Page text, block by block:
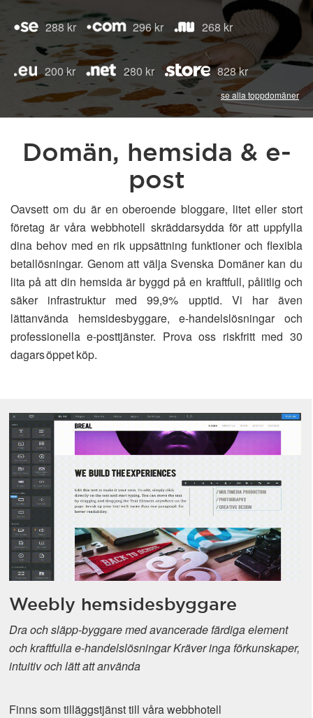
288 kr 296 kr 268 kr
200 kr 280 kr 828 kr
se alla toppdomäner
Domän, hemsida & e-
post
Oavsett om du är en oberoende bloggare, litet eller stort
företag är våra webbhotell skräddarsydda för att uppfylla
dina behov med en rik uppsättning funktioner och flexibla
betallösningar. Genom att välja Svenska Domäner kan du
lita på att din hemsida är byggd på en kraftfull, pålitlig och
säker infrastruktur med 99,9% upptid. Vi har även
lättanvända hemsidesbyggare, e-handelslösningar och
professionella e-posttjänster. Prova oss riskfritt med 30
dagars öppet köp.
Weebly hemsidesbyggare
Dra och släpp-byggare med avancerade färdiga element
och kraftfulla e-handelslösningar Kräver inga förkunskaper,
intuitiv och lätt att använda
Finns som tilläggstjänst till våra webbhotell